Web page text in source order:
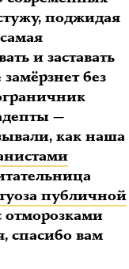
поджидая
и заставать
без
—
как наша
публичной
отморозками
спасибо вам